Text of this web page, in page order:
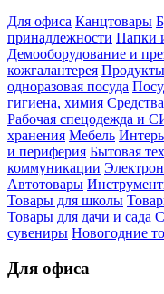
Для офиса Канцтовары
принадлежности Папки
Демооборудование и
кожгалантерея
одноразовая посуда
гигиена, химия
Рабочая спецодежда и
хранения Мебель
и периферия Бытовая
коммуникации
Автотовары
Товары для школы
Товары для дачи и сада
сувениры Новогодние
Для офиса